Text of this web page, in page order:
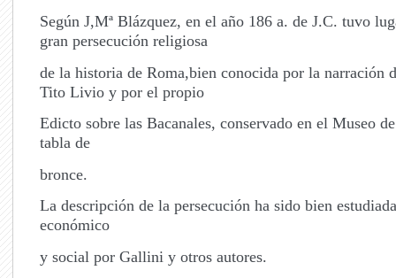
Según J,Mª Blázquez, en el año 186 a. de J.C. tuvo
gran persecución religiosa
de la historia de Roma,bien conocida por la narración
Tito Livio y por el propio
Edicto sobre las Bacanales, conservado en el Museo
tabla de
bronce.
La descripción de la persecución ha sido bien
económico
y social por Gallini y otros autores.